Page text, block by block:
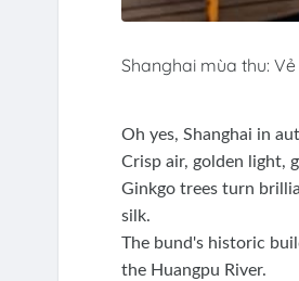
Shanghai mùa thu:
Oh yes, Shanghai in
Crisp air, golden light,
Ginkgo trees turn
silk.
The bund's historic
the Huangpu River.